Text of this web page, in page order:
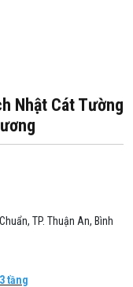
Nhật Cát Tường
TP. Thuận An, Bình
tầng